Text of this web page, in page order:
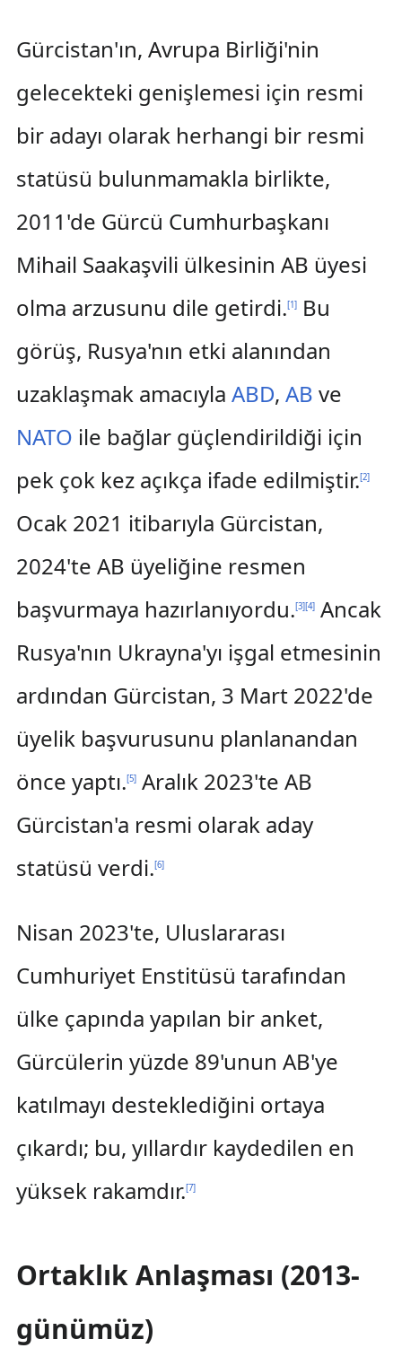
Gürcistan'ın, Avrupa Birliği'nin
gelecekteki genişlemesi için resmi
bir adayı olarak herhangi bir resmi
statüsü bulunmamakla birlikte,
2011'de Gürcü Cumhurbaşkanı
Mihail Saakaşvili ülkesinin AB üyesi
olma arzusunu dile getirdi.[1]Bu
görüş, Rusya'nın etki alanından
uzaklaşmak amacıyla ABD, AB ve
NATO ile bağlar güçlendirildiği için
pek çok kez açıkça ifade edilmiştir.[2]
Ocak 2021 itibarıyla Gürcistan,
2024'te AB üyeliğine resmen
başvurmaya hazırlanıyordu.[3][4]Ancak
Rusya'nın Ukrayna'yı işgal etmesinin
ardından Gürcistan, 3 Mart 2022'de
üyelik başvurusunu planlanandan
önce yaptı.[5]Aralık 2023'te AB
Gürcistan'a resmi olarak aday
statüsü verdi.[6]
Nisan 2023'te, Uluslararası
Cumhuriyet Enstitüsü tarafından
ülke çapında yapılan bir anket,
Gürcülerin yüzde 89'unun AB'ye
katılmayı desteklediğini ortaya
çıkardı; bu, yıllardır kaydedilen en
yüksek rakamdır.[7]
Ortaklık Anlaşması (2013-
günümüz)